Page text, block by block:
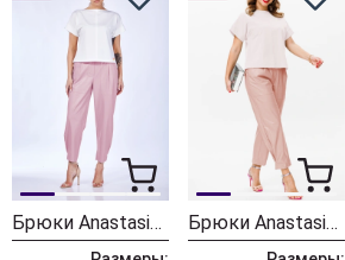
Брюки Anastasia 979-3 холодный розовый Брюки Anastasia 979-3 пыльная роза